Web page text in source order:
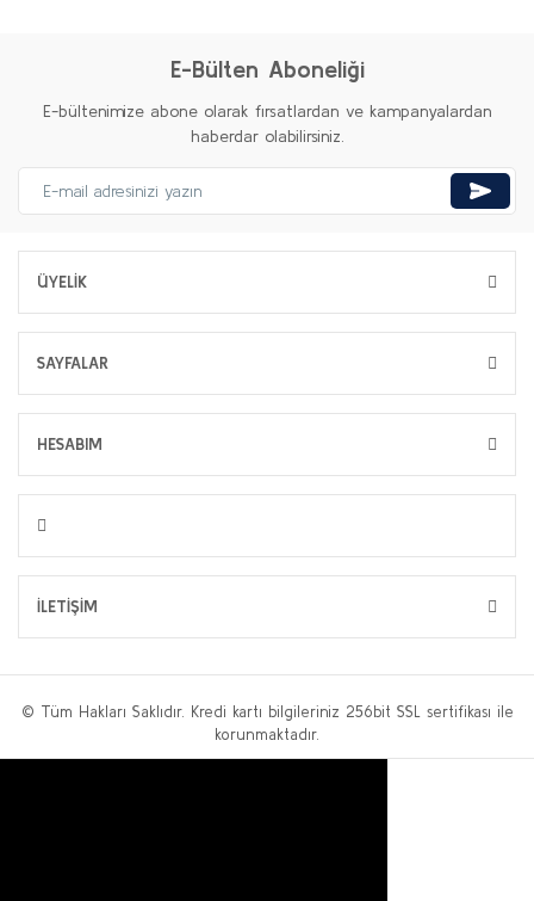
E-Bülten Aboneliği
E-bültenimize abone olarak fırsatlardan ve kampanyalardan
haberdar olabilirsiniz.
ÜYELİK
SAYFALAR
HESABIM
İLETİŞİM
© Tüm Hakları Saklıdır. Kredi kartı bilgileriniz 256bit SSL sertifikası ile
korunmaktadır.